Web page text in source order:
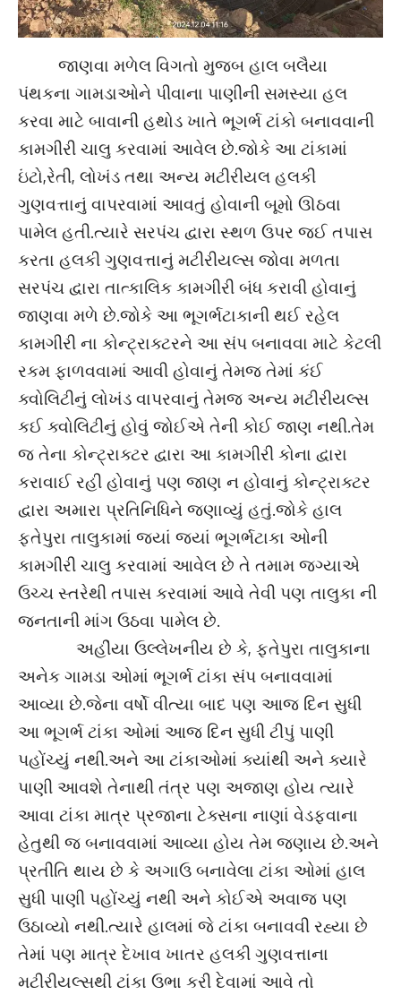
જાણવા મળેલ વિગતો મુજબ હાલ બલૈયા
પંથકના ગામડાઓને પીવાના પાણીની સમસ્યા હલ
કરવા માટે બાવાની હથોડ ખાતે ભૂગર્ભ ટાંકો બનાવવાની
કામગીરી ચાલુ કરવામાં આવેલ છે.જોકે આ ટાંકામાં
ઇંટો,રેતી, લોખંડ તથા અન્ય મટીરીયલ હલકી
ગુણવત્તાનું વાપરવામાં આવતું હોવાની બૂમો ઊઠવા
પામેલ હતી.ત્યારે સરપંચ દ્વારા સ્થળ ઉપર જઈ તપાસ
કરતા હલકી ગુણવત્તાનું મટીરીયલ્સ જોવા મળતા
સરપંચ દ્વારા તાત્કાલિક કામગીરી બંધ કરાવી હોવાનું
જાણવા મળે છે.જોકે આ ભૂગર્ભટાકાની થઈ રહેલ
કામગીરી ના કોન્ટ્રાક્ટરને આ સંપ બનાવવા માટે કેટલી
રકમ ફાળવવામાં આવી હોવાનું તેમજ તેમાં કંઈ
ક્વોલિટીનું લોખંડ વાપરવાનું તેમજ અન્ય મટીરીયલ્સ
કઈ ક્વોલિટીનું હોવું જોઈએ તેની કોઈ જાણ નથી.તેમ
જ તેના કોન્ટ્રાક્ટર દ્વારા આ કામગીરી કોના દ્વારા
કરાવાઈ રહી હોવાનું પણ જાણ ન હોવાનું કોન્ટ્રાક્ટર
દ્વારા અમારા પ્રતિનિધિને જણાવ્યું હતું.જોકે હાલ
ફતેપુરા તાલુકામાં જ્યાં જ્યાં ભૂગર્ભટાકા ઓની
કામગીરી ચાલુ કરવામાં આવેલ છે તે તમામ જગ્યાએ
ઉચ્ચ સ્તરેથી તપાસ કરવામાં આવે તેવી પણ તાલુકા ની
જનતાની માંગ ઉઠવા પામેલ છે.
અહીંયા ઉલ્લેખનીય છે કે, ફતેપુરા તાલુકાના
અનેક ગામડા ઓમાં ભૂગર્ભ ટાંકા સંપ બનાવવામાં
આવ્યા છે.જેના વર્ષો વીત્યા બાદ પણ આજ દિન સુધી
આ ભૂગર્ભ ટાંકા ઓમાં આજ દિન સુધી ટીપું પાણી
પહોંચ્યું નથી.અને આ ટાંકાઓમાં ક્યાંથી અને ક્યારે
પાણી આવશે તેનાથી તંત્ર પણ અજાણ હોય ત્યારે
આવા ટાંકા માત્ર પ્રજાના ટેક્સના નાણાં વેડફવાના
હેતુથી જ બનાવવામાં આવ્યા હોય તેમ જણાય છે.અને
પ્રતીતિ થાય છે કે અગાઉ બનાવેલા ટાંકા ઓમાં હાલ
સુધી પાણી પહોંચ્યું નથી અને કોઈએ અવાજ પણ
ઉઠાવ્યો નથી.ત્યારે હાલમાં જે ટાંકા બનાવવી રહ્યા છે
તેમાં પણ માત્ર દેખાવ ખાતર હલકી ગુણવત્તાના
મટીરીયલ્સથી ટાંકા ઉભા કરી દેવામાં આવે તો